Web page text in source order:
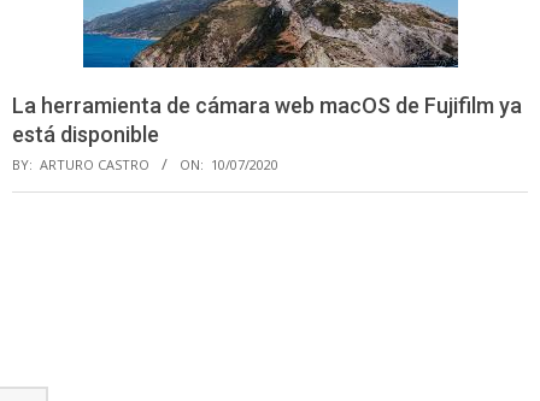
La herramienta de cámara web macOS de Fujifilm ya
está disponible
BY: ARTURO CASTRO ON: 10/07/2020